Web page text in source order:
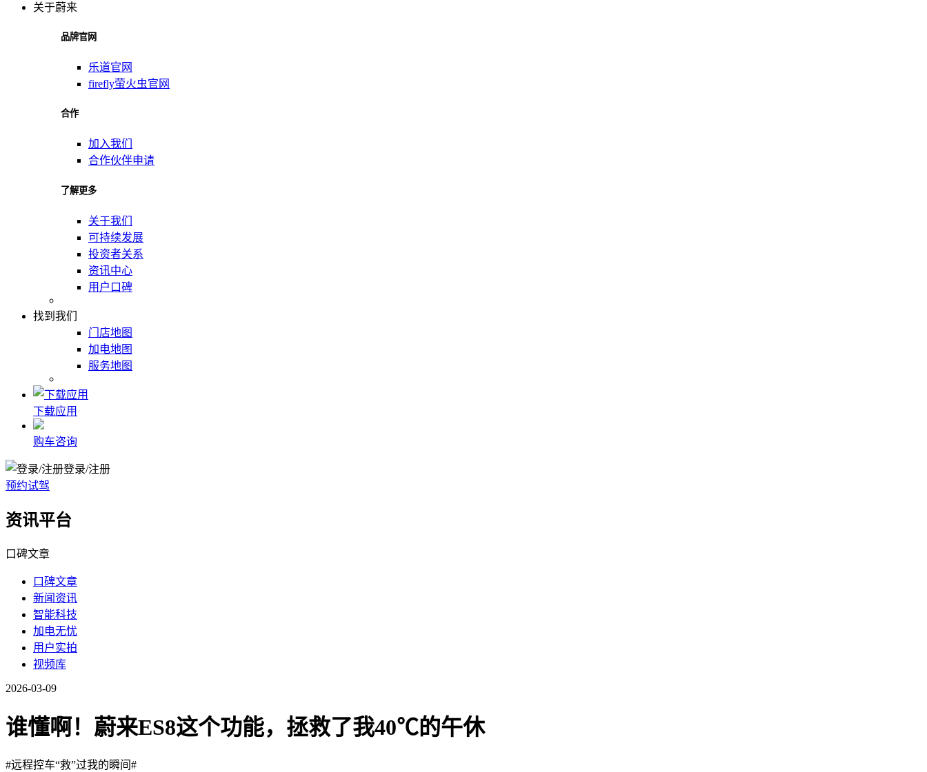
关于蔚来
品牌官网
乐道官网
firefly萤火虫官网
合作
加入我们
合作伙伴申请
了解更多
关于我们
可持续发展
投资者关系
资讯中心
用户口碑
找到我们
门店地图
加电地图
服务地图
下载应用
购车咨询
登录/注册
预约试驾
资讯平台
口碑文章
口碑文章
新闻资讯
智能科技
加电无忧
用户实拍
视频库
2026-03-09
谁懂啊！蔚来ES8这个功能，拯救了我40℃的午休
#远程控车“救”过我的瞬间#